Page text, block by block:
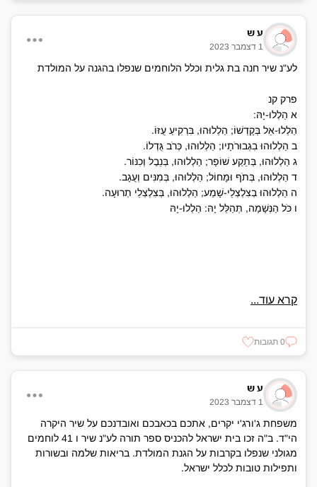
ע ש
1 דצמבר 2023
לע"נ שיר חנה בת גלית וכלל הלוחמים שנפלו בהגנה על המולדת
פרק קנ
א הַלְלוּ-יָהּ:
הַלְלוּ-אֵל בְּקָדְשׁוֹ; הַלְלוּהוּ, בִּרְקִיעַ עֻזּוֹ.
ב הַלְלוּהוּ בִגְבוּרֹתָיו; הַלְלוּהוּ, כְּרֹב גֻּדְלוֹ.
ג הַלְלוּהוּ, בְּתֵקַע שׁוֹפָר; הַלְלוּהוּ, בְּנֵבֶל וְכִנּוֹר.
ד הַלְלוּהוּ, בְּתֹף וּמָחוֹל; הַלְלוּהוּ, בְּמִנִּים וְעֻגָב.
ה הַלְלוּהוּ בְצִלְצְלֵי-שָׁמַע; הַלְלוּהוּ, בְּצִלְצְלֵי תְרוּעָה.
ו כֹּל הַנְּשָׁמָה, תְּהַלֵּל יָהּ: הַלְלוּ-יָהּ
קרא עוד...
0 תגובות
ע ש
1 דצמבר 2023
משפחת ג'ורג'י יקרים, אתכם בכאבכם ואובדנכם על שיר היקרה
הי"ד. ב"ה זכו בית ישראל להכניס ספר תורה לע"נ שיר ו 41 לוחמים
מגולני שנפלו בקרבות על הגנת המולדת. בריאות שלמה ובשורות
ותפילות טובות לכלל ישראל.